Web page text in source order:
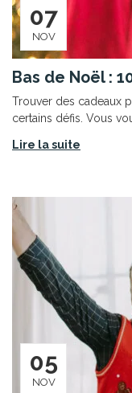
07
NOV
Bas de Noël :
Trouver des cadeaux
certains défis. Vous
Lire la suite
05
NOV